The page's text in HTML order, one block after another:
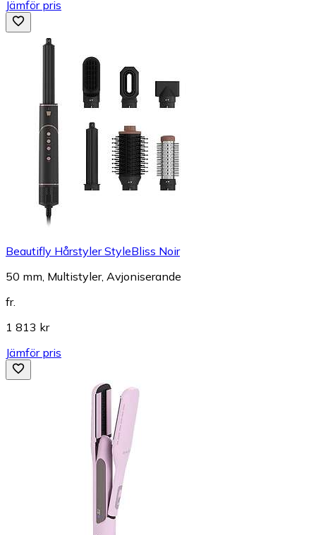
Jämför pris
Beautifly Hårstyler StyleBliss Noir
50 mm, Multistyler, Avjoniserande
fr.
1 813 kr
Jämför pris